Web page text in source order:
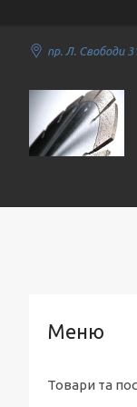
пр. Л. Свободи
Товари та